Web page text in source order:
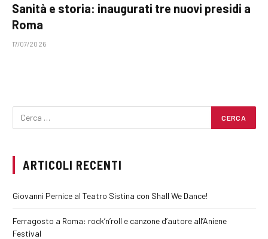
Sanità e storia: inaugurati tre nuovi presidi a
Roma
17/07/2026
ARTICOLI RECENTI
Giovanni Pernice al Teatro Sistina con Shall We Dance!
Ferragosto a Roma: rock’n’roll e canzone d’autore all’Aniene
Festival